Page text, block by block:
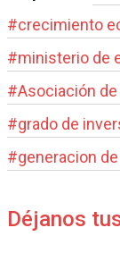
#crecimiento
#ministerio de
#Asociación
#grado de
#generacion
Déjanos